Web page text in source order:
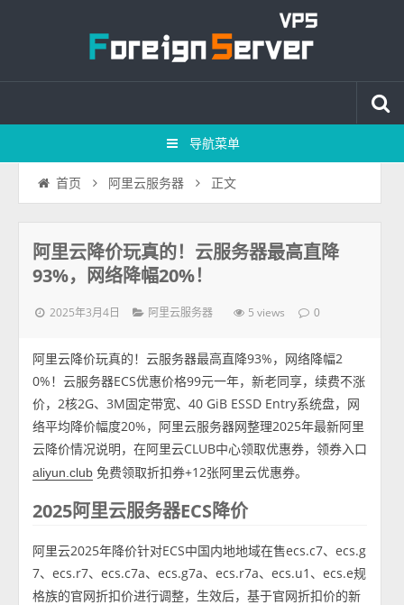
导航菜单
首页 阿里云服务器 正文
阿里云降价玩真的！云服务器最高直降
93%，网络降幅20%！
2025年3月4日 阿里云服务器 5 views 0
阿里云降价玩真的！云服务器最高直降93%，网络降幅2
0%！云服务器ECS优惠价格99元一年，新老同享，续费不涨
价，2核2G、3M固定带宽、40 GiB ESSD Entry系统盘，网
络平均降价幅度20%，阿里云服务器网整理2025年最新阿里
云降价情况说明，在阿里云CLUB中心领取优惠券，领券入口
aliyun.club 免费领取折扣券+12张阿里云优惠券。
2025阿里云服务器ECS降价
阿里云2025年降价针对ECS中国内地地域在售ecs.c7、ecs.g
7、ecs.r7、ecs.c7a、ecs.g7a、ecs.r7a、ecs.u1、ecs.e规
格族的官网折扣价进行调整，生效后，基于官网折扣价的新